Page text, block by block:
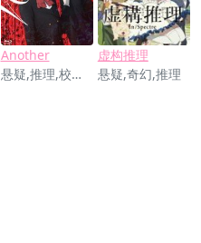
Another
悬疑,推理,校园,奇幻
虚构推理
悬疑,奇幻,推理